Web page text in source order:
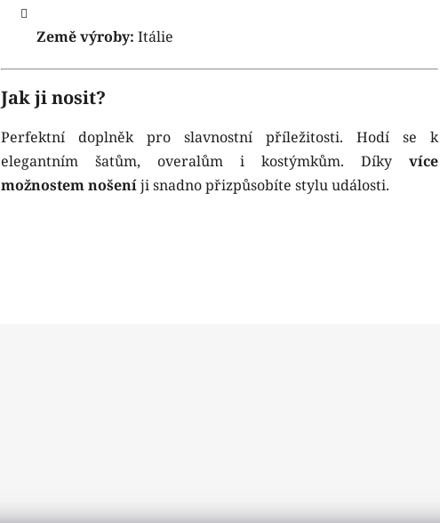
Země výroby: Itálie
Jak ji nosit?
Perfektní doplněk pro slavnostní příležitosti. Hodí se k
elegantním šatům, overalům i kostýmkům. Díkyvíce
možnostem nošeníji snadno přizpůsobíte stylu události.